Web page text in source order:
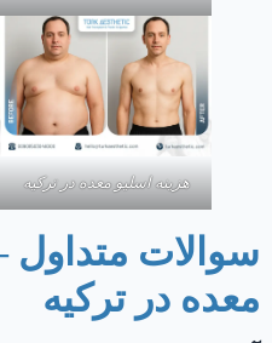
هزینه اسلیو معده در ترکیه
سوالات متداول
معده در ترکیه